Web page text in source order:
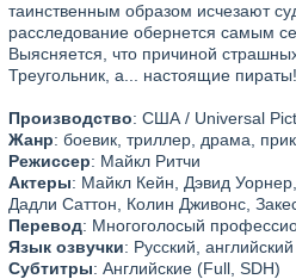
таинственным образом исчезают
расследование обернется самым
Выясняется, что причиной
Треугольник, а... настоящие
Производство: США / Universal
Жанр: боевик, триллер, драма,
Режиссер: Майкл Ритчи
Актеры: Майкл Кейн, Дэвид
Дадли Саттон, Колин Дживонс,
Перевод: Многоголосый
Язык озвучки: Русский, английский
Субтитры: Английские (Full, SDH)